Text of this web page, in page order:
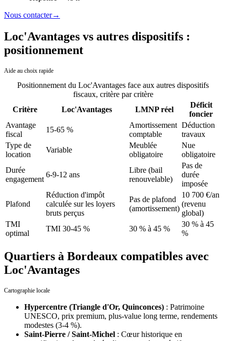
Nous contacter→
Loc'Avantages vs autres dispositifs :
positionnement
Aide au choix rapide
Positionnement du Loc'Avantages face aux autres dispositifs
fiscaux, critère par critère
Critère
Loc'Avantages LMNP réel
Déficit
foncier
Avantage
fiscal
15-65 %
Amortissement
comptable
Déduction
travaux
Type de
location
Variable
Meublée
obligatoire
Nue
obligatoire
Durée
engagement
6-9-12 ans
Libre (bail
renouvelable)
Pas de
durée
imposée
Plafond
Réduction d'impôt
calculée sur les loyers
bruts perçus
Pas de plafond
(amortissement)
10 700 €/an
(revenu
global)
TMI
optimal
TMI 30-45 % 30 % à 45 %
30 % à 45
%
Quartiers à Bordeaux compatibles avec
Loc'Avantages
Cartographie locale
Hypercentre (Triangle d'Or, Quinconces) : Patrimoine
UNESCO, prix premium, plus-value long terme, rendements
modestes (3-4 %).
Saint-Pierre / Saint-Michel : Cœur historique en